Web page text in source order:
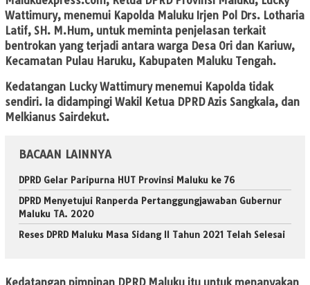
Wattimury, menemui Kapolda Maluku Irjen Pol Drs. Lotharia
Latif, SH. M.Hum, untuk meminta penjelasan terkait
bentrokan yang terjadi antara warga Desa Ori dan Kariuw,
Kecamatan Pulau Haruku, Kabupaten Maluku Tengah.
Kedatangan Lucky Wattimury menemui Kapolda tidak
sendiri. Ia didampingi Wakil Ketua DPRD Azis Sangkala, dan
Melkianus Sairdekut.
BACAAN LAINNYA
DPRD Gelar Paripurna HUT Provinsi Maluku ke 76
DPRD Menyetujui Ranperda Pertanggungjawaban Gubernur
Maluku TA. 2020
Reses DPRD Maluku Masa Sidang II Tahun 2021 Telah Selesai